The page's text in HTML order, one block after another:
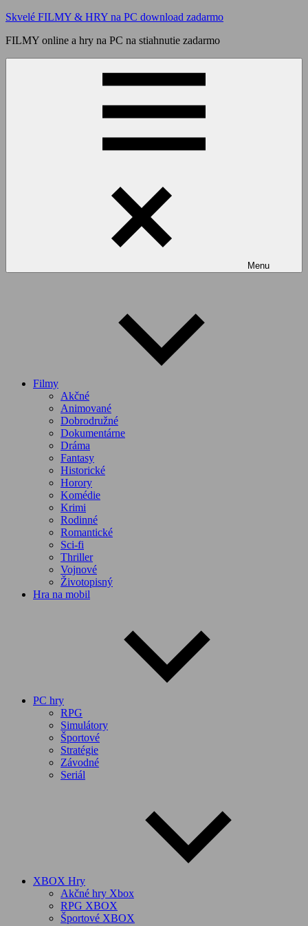
Skip
content
Skvelé FILMY & HRY na PC download zadarmo
FILMY online a hry na PC na stiahnutie zadarmo
Menu
Filmy
Akčné
Animované
Dobrodružné
Dokumentárne
Dráma
Fantasy
Historické
Horory
Komédie
Krimi
Rodinné
Romantické
Sci-fi
Thriller
Vojnové
Životopisný
Hra na mobil
PC hry
RPG
Simulátory
Športové
Stratégie
Závodné
Seriál
XBOX Hry
Akčné hry Xbox
RPG XBOX
Športové XBOX